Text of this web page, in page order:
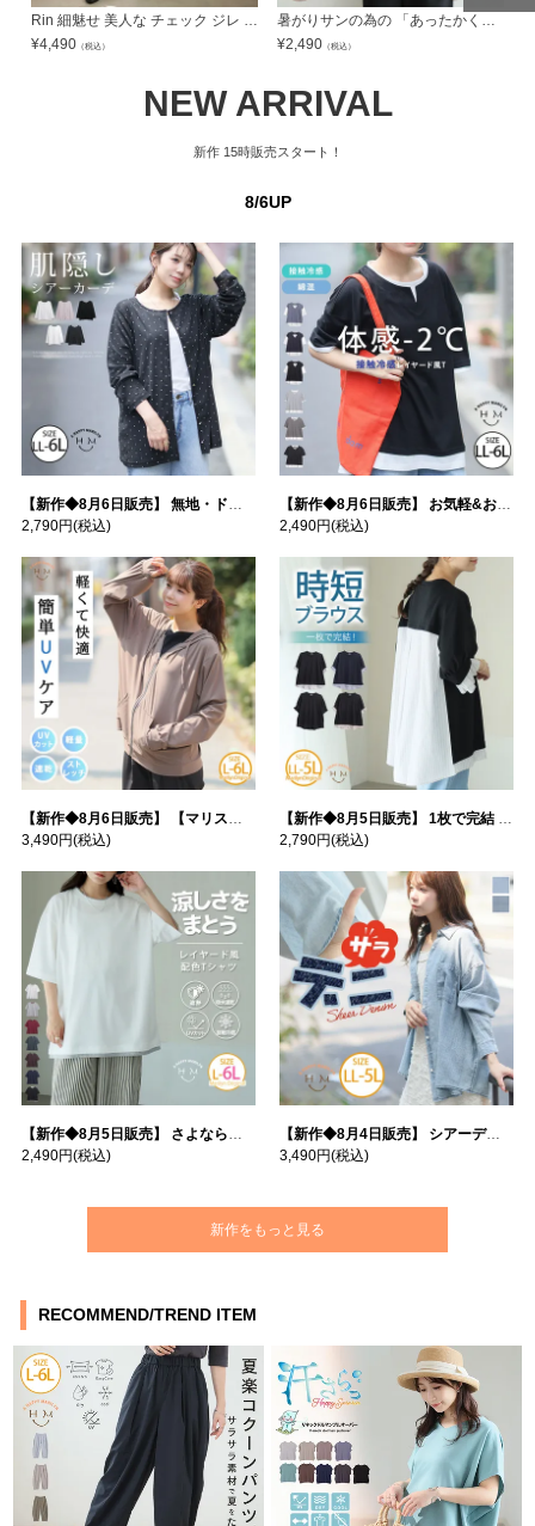
Rin 細魅せ 美人な チェック ジレ ワンピース | 大きいサイズの通販ならハッピーマリリン
¥4,490 （税込）
暑がりサンの為の 「あったかく見せる。」 Uネック ミルリブ トップス | 大きいサイズの通販ならハッピーマリリン
¥2,490 （税込）
NEW ARRIVAL
新作 15時販売スタート！
8/6UP
【新作◆8月6日販売】 無地・ドット柄から選べる 忍ばせ 活躍 シアー カーデ | 大きいサイズの通販ならハッピーマリリン
2,790円(税込)
【新作◆8月6日販売】 お気軽&お手軽 選べるデザイン 接触冷感 レイヤード風 コットン トップス | 大きいサイズの通販ならハッピーマリリン
2,490円(税込)
【新作◆8月6日販売】 【マリスポーツ】 運動初心者さんのための フード付き パーカー | 大きいサイズの通販ならハッピーマリリン
3,490円(税込)
【新作◆8月5日販売】 1枚で完結 袖口＆バック フハク使い トップス | 大きいサイズの通販ならハッピーマリリン
2,790円(税込)
【新作◆8月5日販売】 さよなら猛暑 涼しさを着る 遮熱 接触冷感 吸水・速乾 五分袖 コンフォートメッシュ 配色レイヤード 風ゆる Tシャツ | 大きいサイズの通販ならハッピーマリリン
2,490円(税込)
【新作◆8月4日販売】 シアーデニムで お洒落に肌隠し | 大きいサイズの通販ならハッピーマリリン
3,490円(税込)
新作をもっと見る
RECOMMEND/TREND ITEM
ページトッ
ページトッ